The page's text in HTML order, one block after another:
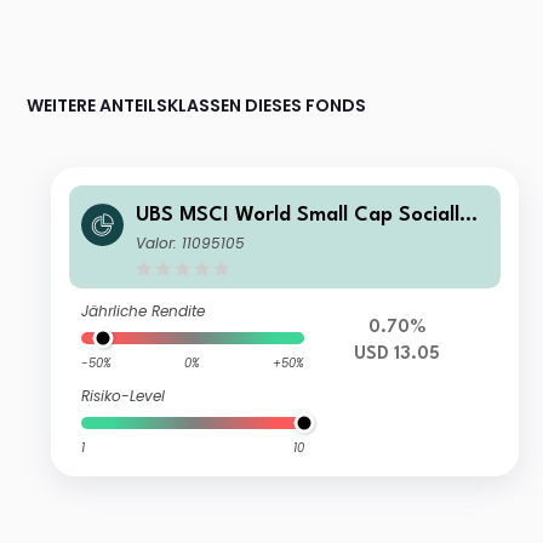
WEITERE ANTEILSKLASSEN DIESES FONDS
UBS MSCI World Small Cap Socially
Responsible UCITS ETF USD acc
Valor: 11095105
Jährliche Rendite
-50% 0% +50%
Risiko-Level
1 10
0.70%
USD 13.05